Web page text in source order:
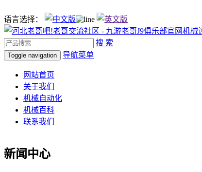
语言选择：
搜 索
Toggle navigation 导航菜单
网站首页
关于我们
机械自动化
机械百科
联系我们
新闻中心